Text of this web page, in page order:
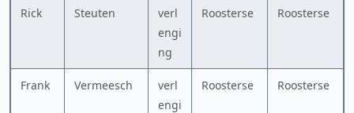
Rick Steuten
verl
engi
ng
Roosterse Roosterse
Frank Vermeesch
verl
engi
Roosterse Roosterse